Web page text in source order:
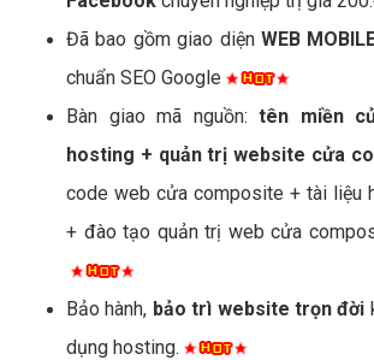
Đã bao gồm giao diện WEB
chuẩn SEO Google
Bàn giao mã nguồn: tên miền
hosting + quản trị website cửa
code web cửa composite + tài liệu
+ đào tạo quản trị web cửa
Bảo hành, bảo trì website trọn đời
dụng hosting.